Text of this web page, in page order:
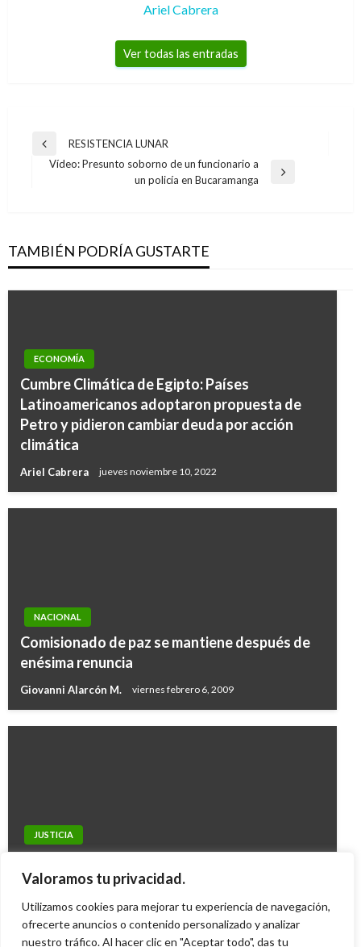
Valoramos tu privacidad.
Utilizamos cookies para mejorar tu experiencia de navegación,
ofrecerte anuncios o contenido personalizado y analizar
nuestro tráfico. Al hacer clic en "Aceptar todo", das tu
Ariel Cabrera
Ver todas las entradas
Navegación
de
Entrada
anterior
RESISTENCIA LUNAR
Vídeo: Presunto soborno de un funcionario a
un policía en Bucaramanga
TAMBIÉN PODRÍA GUSTARTE
ECONOMÍA
Cumbre Climática de Egipto: Países
Latinoamericanos adoptaron propuesta de
Petro y pidieron cambiar deuda por acción
climática
Ariel Cabrera jueves noviembre 10, 2022
NACIONAL
Comisionado de paz se mantiene después de
enésima renuncia
Giovanni Alarcón M. viernes febrero 6, 2009
JUSTICIA
década: Informe
Iván Briceño martes enero 12, 2010
NOTICIA EXTRAORDINARIA
En libertad exmagistrado Francisco Ricaurte,
del cartel de la Toga, por vencimiento de
Manuel Reyes Beltran martes agosto 20, 2019